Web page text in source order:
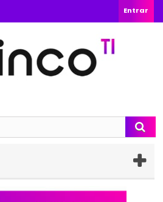
Entrar